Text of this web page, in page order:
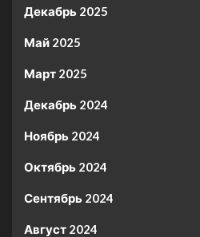
Декабрь 2025
Май 2025
Март 2025
Декабрь 2024
Ноябрь 2024
Октябрь 2024
Сентябрь 2024
Август 2024